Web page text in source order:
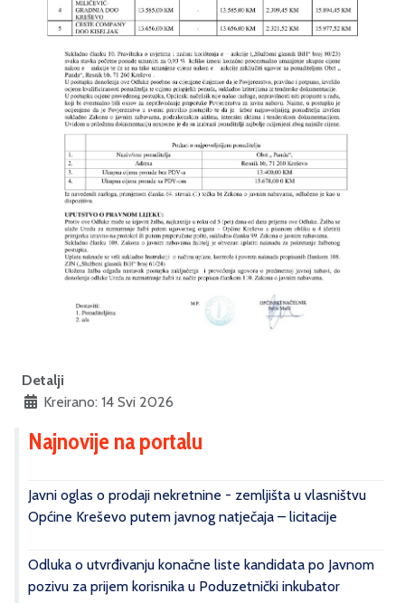
Detalji
Kreirano: 14 Svi 2026
Najnovije na portalu
Javni oglas o prodaji nekretnine - zemljišta u vlasništvu
Općine Kreševo putem javnog natječaja – licitacije
Odluka o utvrđivanju konačne liste kandidata po Javnom
pozivu za prijem korisnika u Poduzetnički inkubator